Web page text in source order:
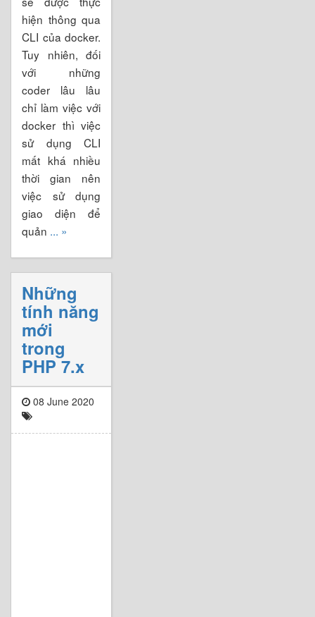
hiện thông qua
CLI của docker.
Tuy nhiên, đối
với những
coder lâu lâu
chỉ làm việc với
docker thì việc
sử dụng CLI
mất khá nhiều
thời gian nên
việc sử dụng
giao diện để
quản ... »
Những
tính năng
mới
trong
PHP 7.x
08 June 2020